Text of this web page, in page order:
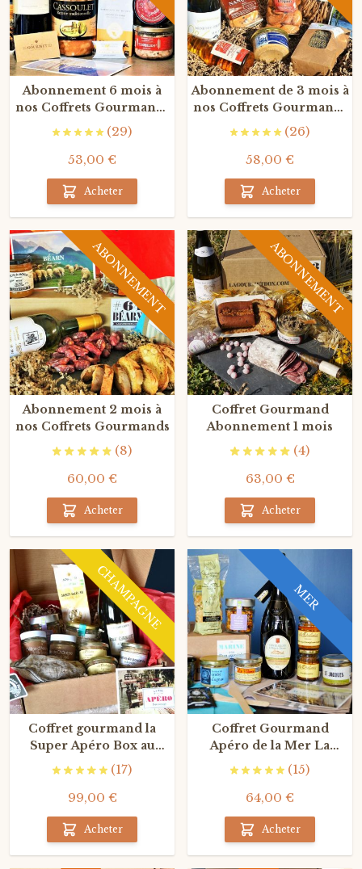
Abonnement 6 mois à
nos Coffrets Gourmands
Surprises du terroir
(29)
53,00 €
Acheter
Abonnement de 3 mois à
nos Coffrets Gourmands
du terroir
(26)
58,00 €
Acheter
ABONNEMENT
Abonnement 2 mois à
nos Coffrets Gourmands
(8)
60,00 €
Acheter
ABONNEMENT
Coffret Gourmand
Abonnement 1 mois
(4)
63,00 €
Acheter
CHAMPAGNE
Coffret gourmand la
Super Apéro Box au
Champagne
(17)
99,00 €
Acheter
MER
Coffret Gourmand
Apéro de la Mer La
Gourmet Box Marine
(15)
64,00 €
Acheter